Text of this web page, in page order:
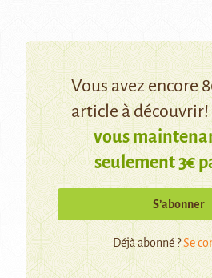
Vous avez encore
article à découvrir!
vous
seulement 3€
S’abonner
Déjà abonné ?Se